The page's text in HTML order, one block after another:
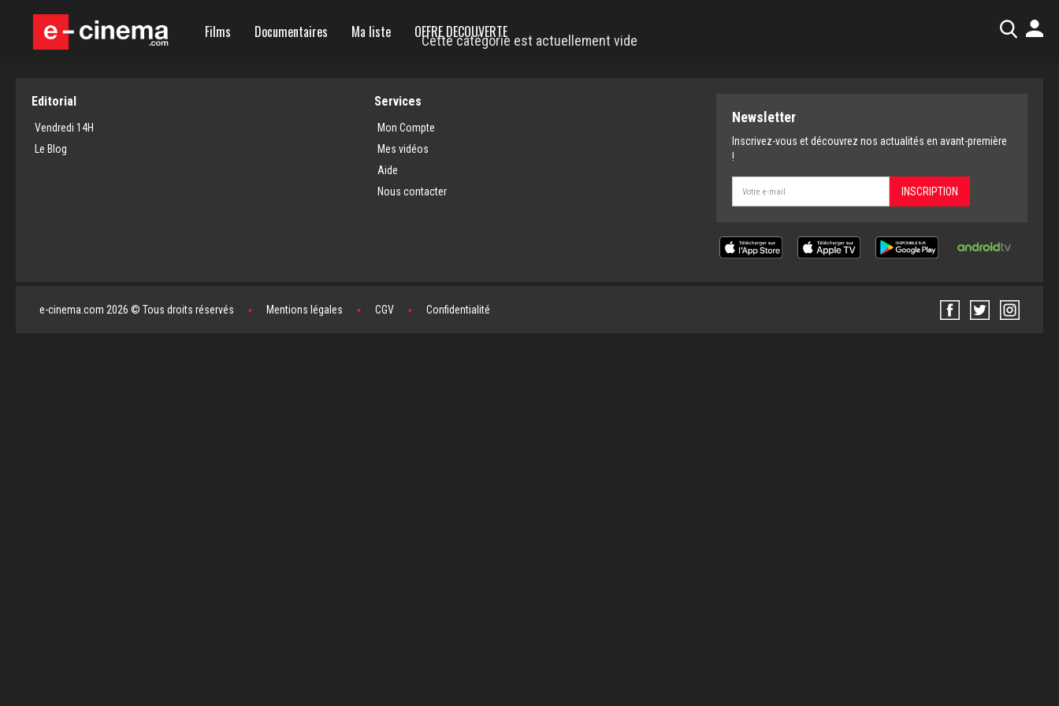
Cette catégorie est actuellement vide
Editorial
Vendredi 14H
Le Blog
Services
Mon Compte
Mes vidéos
Aide
Nous contacter
Newsletter
Inscrivez-vous et découvrez nos actualités en avant-première
!
e-cinema.com 2026 © Tous droits réservés ▪ Mentions légales ▪ CGV ▪ Confidentialité
Films Documentaires Ma liste OFFRE DECOUVERTE